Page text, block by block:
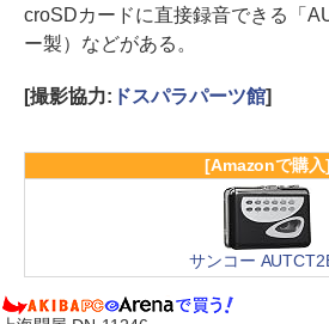
croSDカードに直接録音できる「
ー製）などがある。
[撮影協力: ドスパラパーツ館]
[Amazonで購入]
サンコー